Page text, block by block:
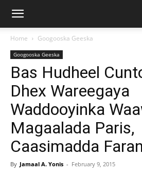
Home Googooska Geeska
Googooska Geeska
Bas Hudheel
Dhex Wareegaya
Waddooyinka
Magaalada Paris,
Caasimadda
By Jamaal A. Yonis - February 9, 2015